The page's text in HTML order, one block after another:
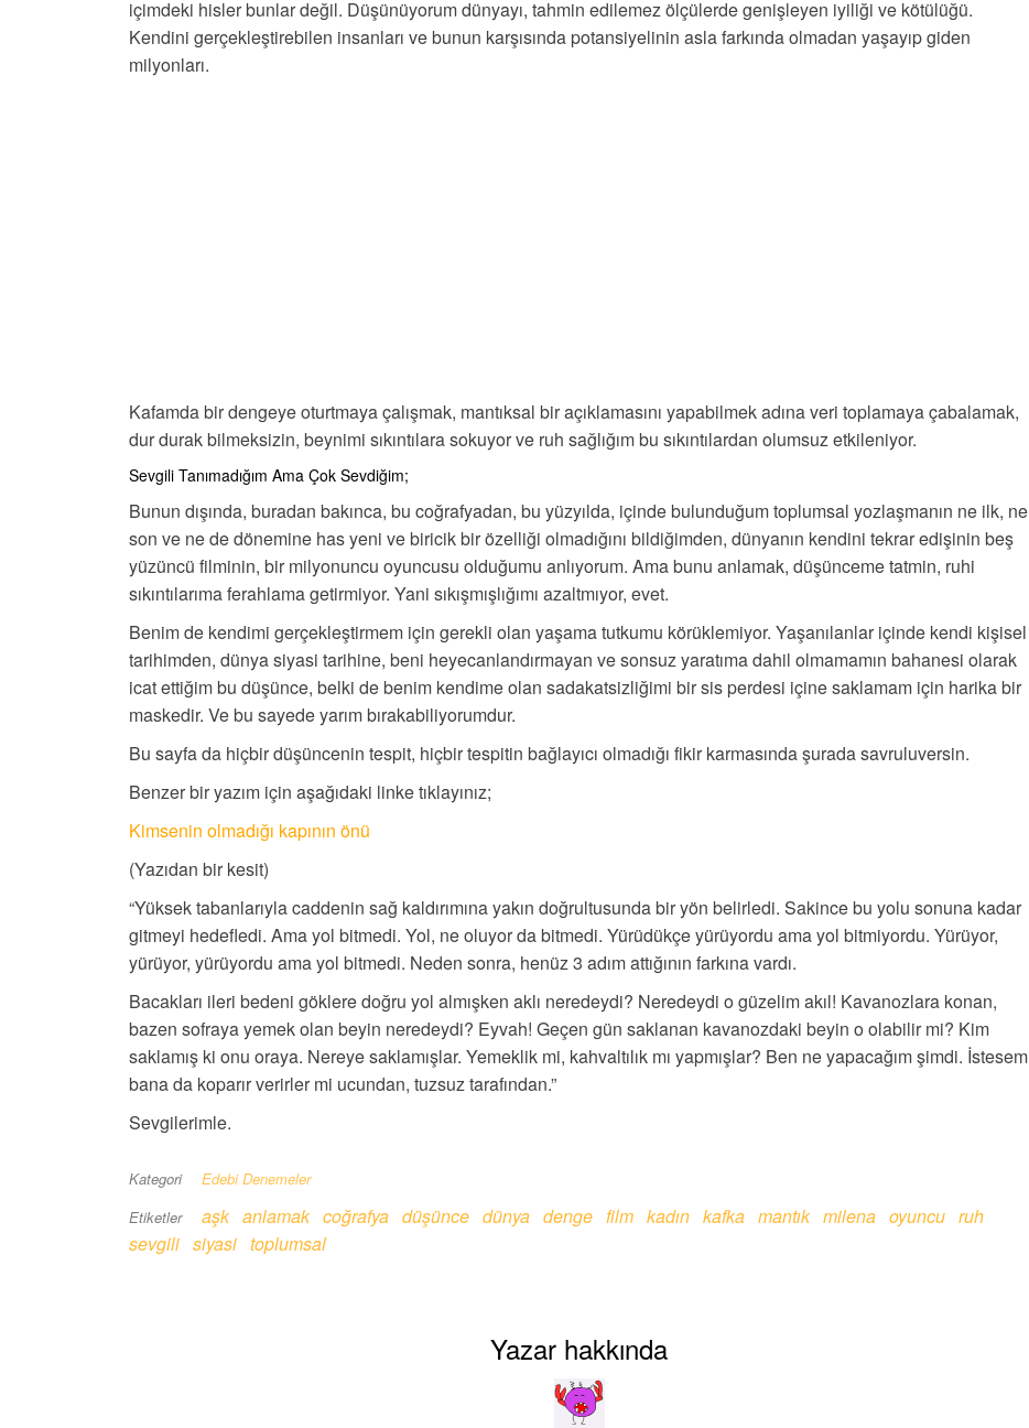
içimdeki hisler bunlar değil. Düşünüyorum dünyayı, tahmin edilemez ölçülerde genişleyen iyiliği ve kötülüğü.
Kendini gerçekleştirebilen insanları ve bunun karşısında potansiyelinin asla farkında olmadan yaşayıp giden
milyonları.
Kafamda bir dengeye oturtmaya çalışmak, mantıksal bir açıklamasını yapabilmek adına veri toplamaya çabalamak,
dur durak bilmeksizin, beynimi sıkıntılara sokuyor ve ruh sağlığım bu sıkıntılardan olumsuz etkileniyor.
Sevgili Tanımadığım Ama Çok Sevdiğim;
Bunun dışında, buradan bakınca, bu coğrafyadan, bu yüzyılda, içinde bulunduğum toplumsal yozlaşmanın ne ilk, ne
son ve ne de dönemine has yeni ve biricik bir özelliği olmadığını bildiğimden, dünyanın kendini tekrar edişinin beş
yüzüncü filminin, bir milyonuncu oyuncusu olduğumu anlıyorum. Ama bunu anlamak, düşünceme tatmin, ruhi
sıkıntılarıma ferahlama getirmiyor. Yani sıkışmışlığımı azaltmıyor, evet.
Benim de kendimi gerçekleştirmem için gerekli olan yaşama tutkumu körüklemiyor. Yaşanılanlar içinde kendi kişisel
tarihimden, dünya siyasi tarihine, beni heyecanlandırmayan ve sonsuz yaratıma dahil olmamamın bahanesi olarak
icat ettiğim bu düşünce, belki de benim kendime olan sadakatsizliğimi bir sis perdesi içine saklamam için harika bir
maskedir. Ve bu sayede yarım bırakabiliyorumdur.
Bu sayfa da hiçbir düşüncenin tespit, hiçbir tespitin bağlayıcı olmadığı fikir karmasında şurada savruluversin.
Benzer bir yazım için aşağıdaki linke tıklayınız;
Kimsenin olmadığı kapının önü
(Yazıdan bir kesit)
“Yüksek tabanlarıyla caddenin sağ kaldırımına yakın doğrultusunda bir yön belirledi. Sakince bu yolu sonuna kadar
gitmeyi hedefledi. Ama yol bitmedi. Yol, ne oluyor da bitmedi. Yürüdükçe yürüyordu ama yol bitmiyordu. Yürüyor,
yürüyor, yürüyordu ama yol bitmedi. Neden sonra, henüz 3 adım attığının farkına vardı.
Bacakları ileri bedeni göklere doğru yol almışken aklı neredeydi? Neredeydi o güzelim akıl! Kavanozlara konan,
bazen sofraya yemek olan beyin neredeydi? Eyvah! Geçen gün saklanan kavanozdaki beyin o olabilir mi? Kim
saklamış ki onu oraya. Nereye saklamışlar. Yemeklik mi, kahvaltılık mı yapmışlar? Ben ne yapacağım şimdi. İstesem
bana da koparır verirler mi ucundan, tuzsuz tarafından.”
Sevgilerimle.
Kategori
Edebi Denemeler
Etiketler
aşk anlamak coğrafya düşünce dünya denge film kadın kafka mantık milena oyuncu ruh
sevgili siyasi toplumsal
Yazar hakkında